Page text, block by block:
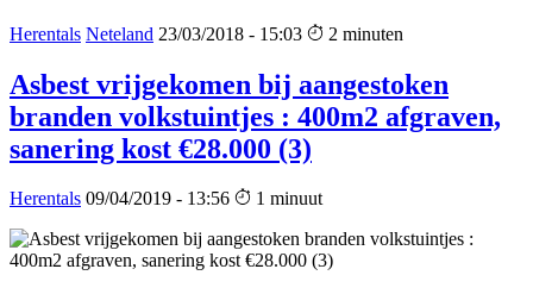
Herentals Neteland 23/03/2018 - 15:03 2 minuten
Asbest vrijgekomen bij aangestoken
branden volkstuintjes : 400m2 afgraven,
sanering kost €28.000 (3)
Herentals 09/04/2019 - 13:56 1 minuut